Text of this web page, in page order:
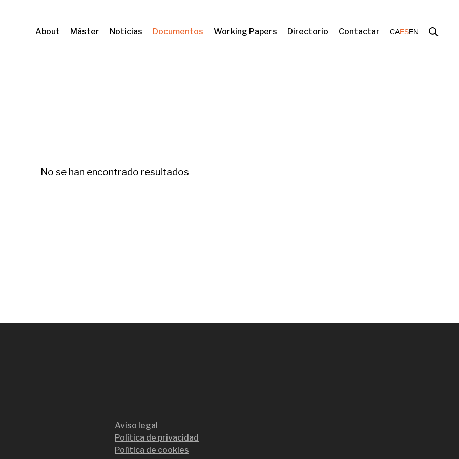
About Máster Noticias Documentos Working Papers Directorio Contactar CAESEN
No se han encontrado resultados
Aviso legal
Política de privacidad
Política de cookies